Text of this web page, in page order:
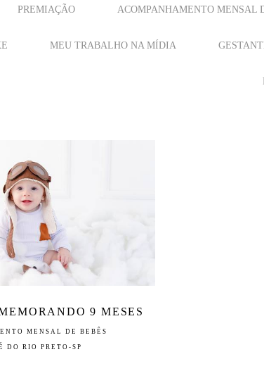
PREMIAÇÃO ACOMPANHAMENTO MENSAL
MEU TRABALHO NA MÍDIA
9 MESES
MENSAL DE BEBÊS
DO RIO PRETO-SP